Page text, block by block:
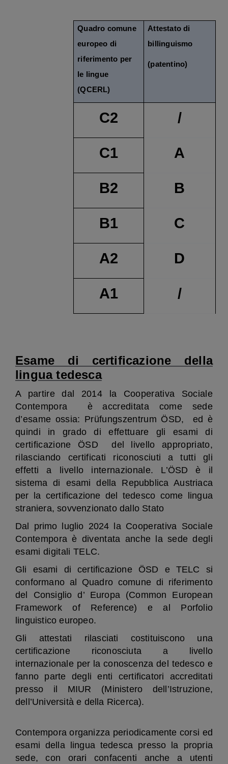
Quadro comune
europeo di
riferimento per
le lingue
(QCERL)
Attestato di
billinguismo
(patentino)
C2 /
C1 A
B2 B
B1 C
A2 D
A1 /
Esame di certificazione della
lingua tedesca
A partire dal 2014 la Cooperativa Sociale
Contempora è accreditata come sede
d’esame ossia: Prüfungszentrum ÖSD, ed è
quindi in grado di effettuare gli esami di
certificazione ÖSD del livello appropriato,
rilasciando certificati riconosciuti a tutti gli
effetti a livello internazionale.
L’ÖSD è il
sistema di esami della Repubblica Austriaca
per la certificazione del tedesco come lingua
straniera, sovvenzionato dallo Stato
Dal primo luglio 2024
la Cooperativa Sociale
Contempora è diventata anche la sede degli
esami digitali TELC.
Gli esami di certificazione ÖSD e TELC si
conformano al Quadro comune di riferimento
del Consiglio d’ Europa (Common European
Framework of Reference) e al Porfolio
linguistico europeo.
Gli attestati rilasciati costituiscono una
certificazione riconosciuta a livello
internazionale per la conoscenza del tedesco e
fanno parte degli enti certificatori accreditati
presso il MIUR (Ministero dell’Istruzione,
dell’Università e della Ricerca).
Contempora organizza periodicamente corsi ed
esami della lingua tedesca presso la propria
sede, con orari confacenti anche a utenti